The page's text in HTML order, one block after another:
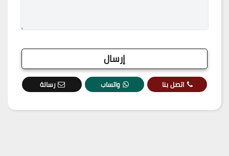
اتصل بنا واتساب رسالة